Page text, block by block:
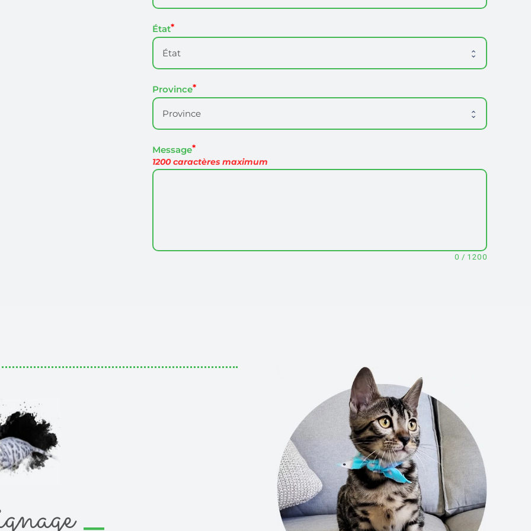
État
Province
Message
1200 caractères maximum
0 / 1200